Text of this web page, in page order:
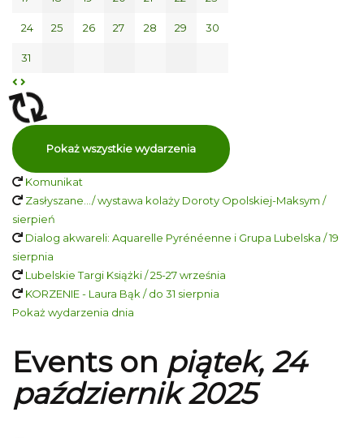
24 25 26 27 28 29 30
31
Pokaż wszystkie wydarzenia
Komunikat
Zasłyszane…/ wystawa kolaży Doroty Opolskiej-Maksym /
sierpień
Dialog akwareli: Aquarelle Pyrénéenne i Grupa Lubelska / 19
sierpnia
Lubelskie Targi Książki / 25-27 września
KORZENIE - Laura Bąk / do 31 sierpnia
Pokaż wydarzenia dnia
Events on piątek, 24
październik 2025